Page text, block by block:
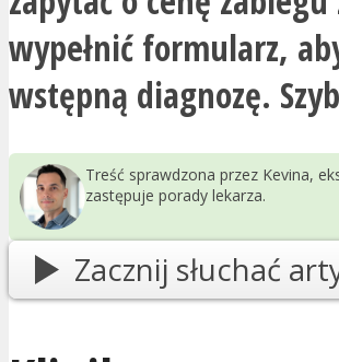
wypełnić formularz,
wstępną diagnozę.
Treść sprawdzona przez Kevina,
zastępuje porady lekarza.
Zacznij słuchać